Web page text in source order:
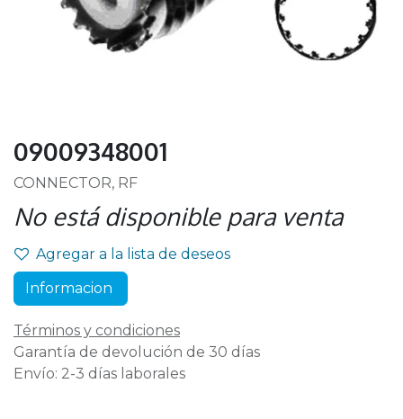
09009348001
CONNECTOR, RF
No está disponible para venta
Agregar a la lista de deseos
Informacion
Términos y condiciones
Garantía de devolución de 30 días
Envío: 2-3 días laborales